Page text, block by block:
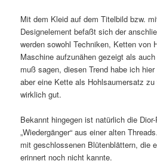
Mit dem Kleid auf dem Titelbild bzw.
Designelement befaßt sich der
werden sowohl Techniken, Ketten von
Maschine aufzunähen gezeigt als
muß sagen, diesen Trend habe ich
aber eine Kette als Hohlsaumersatz
wirklich gut.
Bekannt hingegen ist natürlich die
„Wiedergänger“ aus einer alten
mit geschlossenen Blütenblättern, die
erinnert noch nicht kannte.